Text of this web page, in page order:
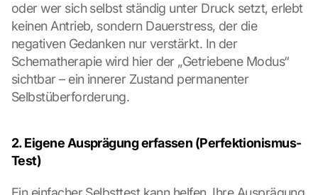
oder wer sich selbst ständig unter Druck setzt, erlebt
keinen Antrieb, sondern Dauerstress, der die
negativen Gedanken nur verstärkt. In der
Schematherapie wird hier der „Getriebene Modus“
sichtbar – ein innerer Zustand permanenter
Selbstüberforderung.
2. Eigene Ausprägung erfassen (Perfektionismus-
Test)